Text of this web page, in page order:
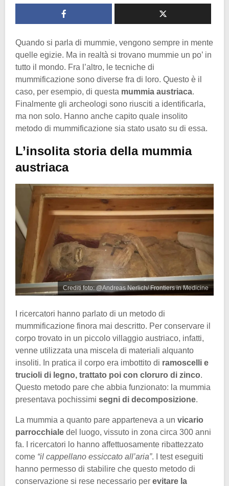
Quando si parla di mummie, vengono sempre in mente
quelle egizie. Ma in realtà si trovano mummie un po’ in
tutto il mondo. Fra l’altro, le tecniche di
mummificazione sono diverse fra di loro. Questo è il
caso, per esempio, di questa mummia austriaca.
Finalmente gli archeologi sono riusciti a identificarla,
ma non solo. Hanno anche capito quale insolito
metodo di mummificazione sia stato usato su di essa.
L’insolita storia della mummia
austriaca
Crediti foto: @Andreas Nerlich/ Frontiers in Medicine
I ricercatori hanno parlato di un metodo di
mummificazione finora mai descritto. Per conservare il
corpo trovato in un piccolo villaggio austriaco, infatti,
venne utilizzata una miscela di materiali alquanto
insoliti. In pratica il corpo era imbottito di ramoscelli e
trucioli di legno, trattato poi con cloruro di zinco.
Questo metodo pare che abbia funzionato: la mummia
presentava pochissimi segni di decomposizione.
La mummia a quanto pare apparteneva a un vicario
parrocchiale del luogo, vissuto in zona circa 300 anni
fa. I ricercatori lo hanno affettuosamente ribattezzato
come “il cappellano essiccato all’aria”. I test eseguiti
hanno permesso di stabilire che questo metodo di
conservazione si rese necessario per evitare la